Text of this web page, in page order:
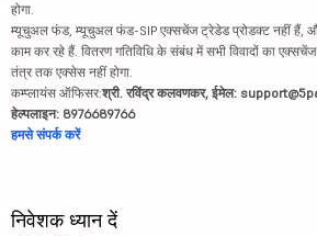
होगा.
म्यूचुअल फंड, म्यूचुअल फंड-SIP एक्सचेंज ट्रेडेड प्रोडक्ट नहीं हैं,
काम कर रहे हैं. वितरण गतिविधि के संबंध में सभी विवादों का
तंत्र तक एक्सेस नहीं होगा.
कम्प्लायंस ऑफिसर:श्री. रविंद्र कलवणकर, ईमेल:
हेल्पलाइन: 8976689766
हमसे संपर्क करें
निवेशक ध्यान दें